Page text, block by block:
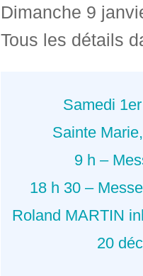
Dimanche 9
Tous les détails
Samedi
Sainte
9 h –
18 h 30 –
Roland MARTIN
20